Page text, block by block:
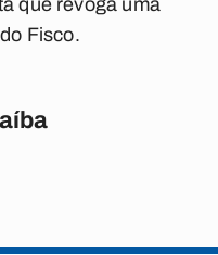
que revoga uma
Fisco.